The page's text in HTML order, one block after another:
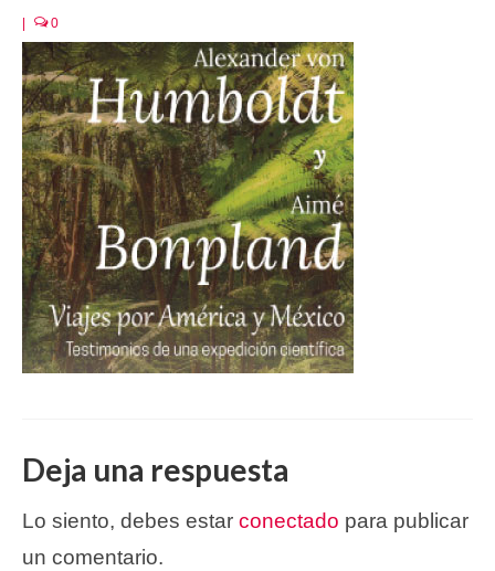
0
Deja una respuesta
Lo siento, debes estar conectado para publicar
un comentario.